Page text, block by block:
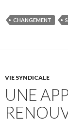
CHANGEMENT
VIE SYNDICALE
UNE